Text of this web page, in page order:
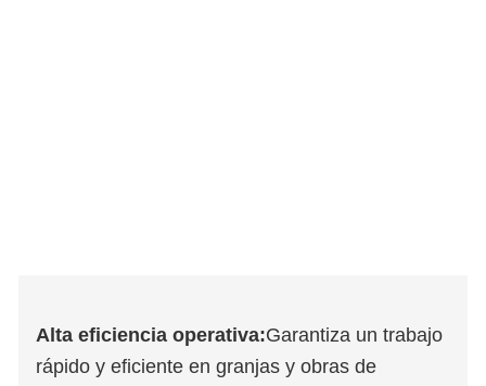
Alta eficiencia operativa:Garantiza un trabajo
rápido y eficiente en granjas y obras de